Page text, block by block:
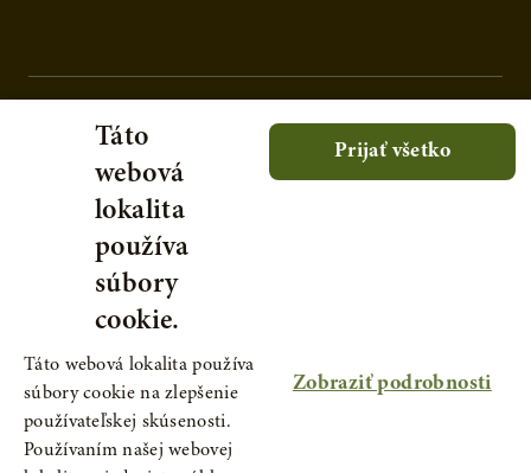
Táto
webová
lokalita
používa
súbory
cookie.
Táto webová lokalita používa
súbory cookie na zlepšenie
používateľskej skúsenosti.
Používaním našej webovej
Prijať všetko
Zobraziť podrobnosti